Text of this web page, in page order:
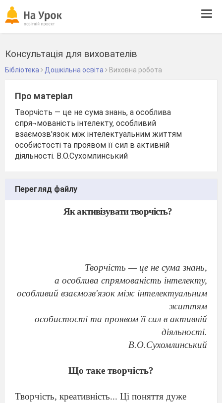
Консультація для вихователів
Бібліотека Дошкільна освіта Виховна робота
Про матеріал
Творчість — це не сума знань, а особлива
спря¬мованість інтелекту, особливий
взаємозв'язок між інтелектуальним життям
особистості та проявом її сил в активній
діяльності. В.О.Сухомлинський
Перегляд файлу
Як активізувати творчість?
Творчість — це не сума знань,
а особлива спрямованість інтелекту,
особливий взаємозв'язок між інтелектуальним
життям
особистості та проявом її сил в активній
діяльності.
В.О.Сухомлинський
Що таке творчість?
Творчість, креативність... Ці поняття дуже